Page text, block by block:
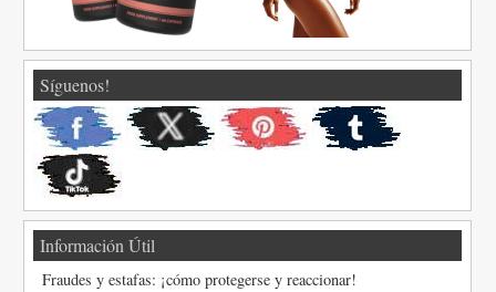
Síguenos!
Información Útil
Fraudes y estafas: ¡cómo protegerse y reaccionar!